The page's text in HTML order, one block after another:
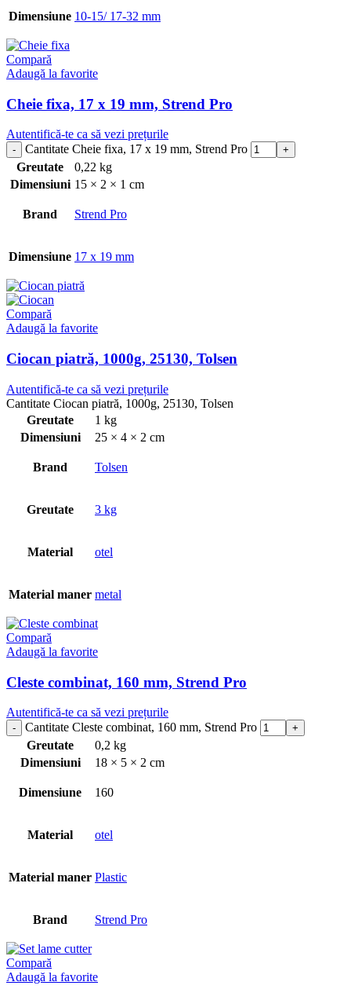
Dimensiune 10-15/ 17-32 mm
Compară
Adaugă la favorite
Cheie fixa, 17 x 19 mm, Strend Pro
Autentifică-te ca să vezi prețurile
Cantitate Cheie fixa, 17 x 19 mm, Strend Pro
Greutate
0,22 kg
Dimensiuni 15 × 2 × 1 cm
Brand Strend Pro
Dimensiune 17 x 19 mm
Compară
Adaugă la favorite
Ciocan piatră, 1000g, 25130, Tolsen
Autentifică-te ca să vezi prețurile
Cantitate Ciocan piatră, 1000g, 25130, Tolsen
Greutate
1 kg
Dimensiuni
25 × 4 × 2 cm
Brand Tolsen
Greutate 3 kg
Material otel
Material maner metal
Compară
Adaugă la favorite
Cleste combinat, 160 mm, Strend Pro
Autentifică-te ca să vezi prețurile
Cantitate Cleste combinat, 160 mm, Strend Pro
Greutate
0,2 kg
Dimensiuni
18 × 5 × 2 cm
Dimensiune 160
Material otel
Material maner Plastic
Brand Strend Pro
Compară
Adaugă la favorite